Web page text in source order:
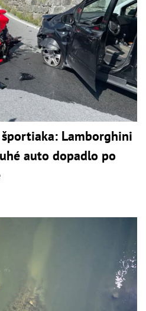
športiaka: Lamborghini
auto dopadlo po